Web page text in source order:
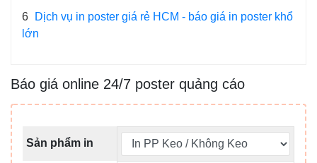
6
Dịch vụ in poster giá rẻ HCM - báo giá in poster khổ
lớn
Báo giá online 24/7 poster quảng cáo
Sản phẩm in